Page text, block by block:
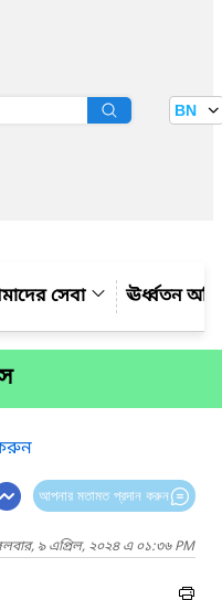
BN
সেবা ঊর্ধ্বতন
আপনার মতামত প্রদান করুন
৯ এপ্রিল, ২০২৪ এ ০১:৩৬ PM